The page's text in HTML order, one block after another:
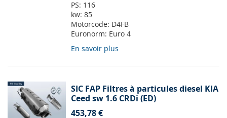
PS: 116
kw: 85
Motorcode: D4FB
Euronorm: Euro 4
En savoir plus
SIC FAP Filtres à particules diesel KIA
Ceed sw 1.6 CRDi (ED)
453,78 €